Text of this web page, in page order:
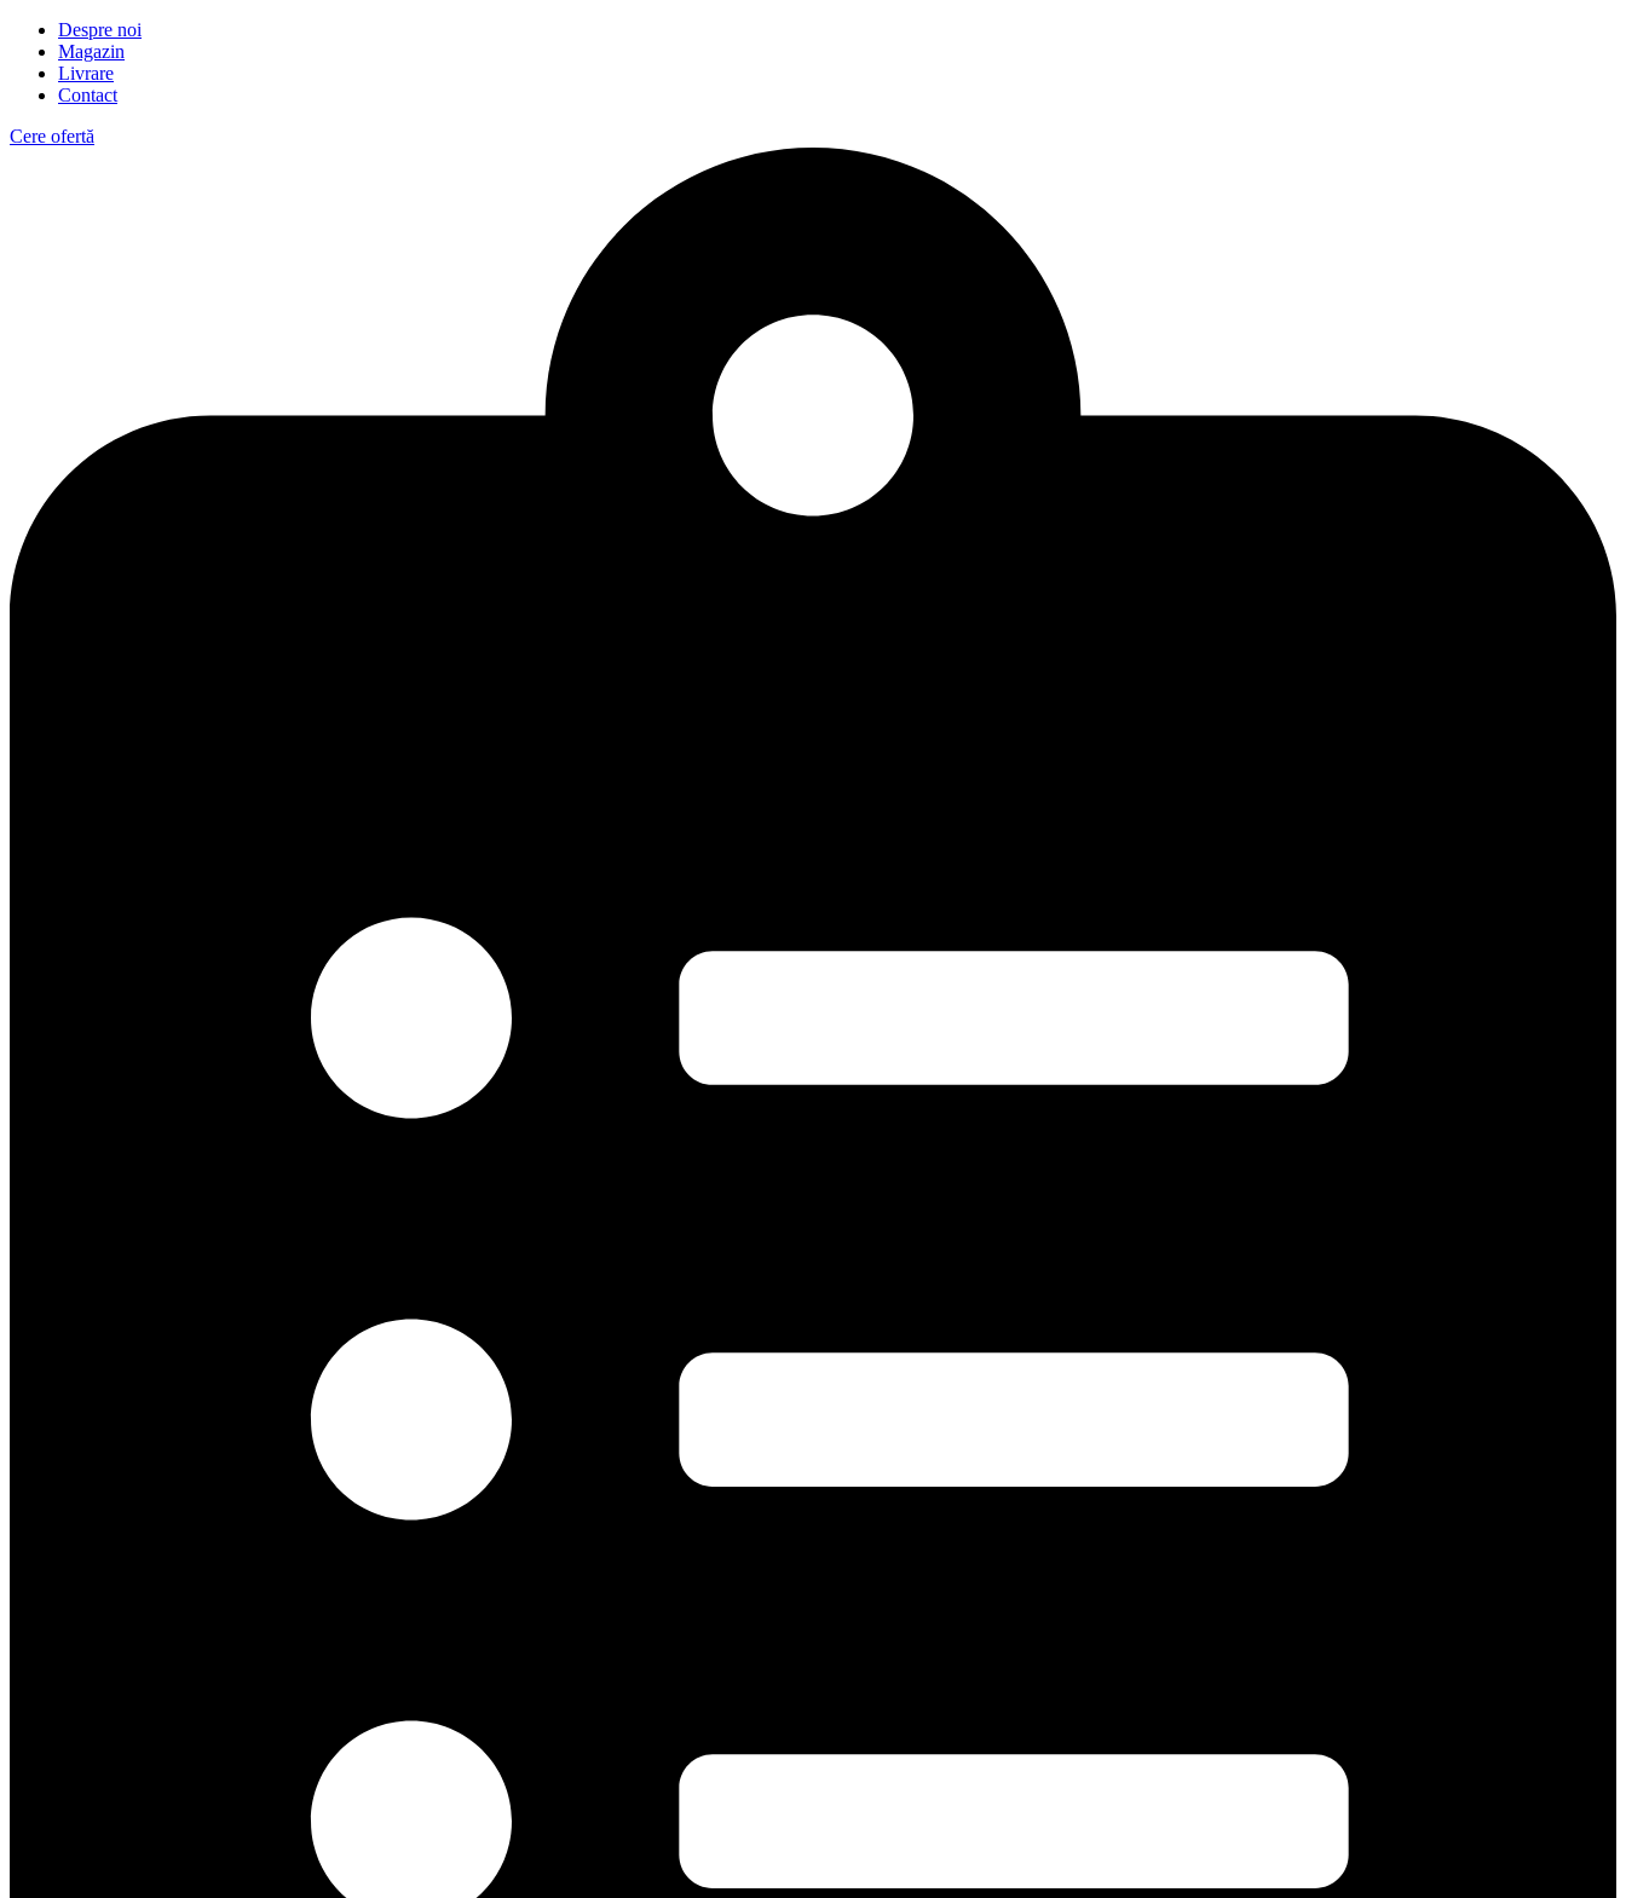
Despre noi
Magazin
Livrare
Contact
Cere ofertă